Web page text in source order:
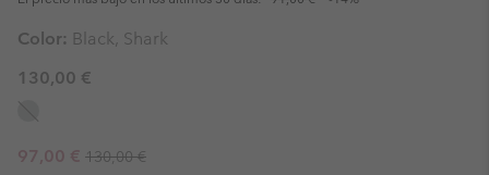
Color: Black, Shark
130,00 €
Sale price:
97,00 € Regular price:
130,00 €